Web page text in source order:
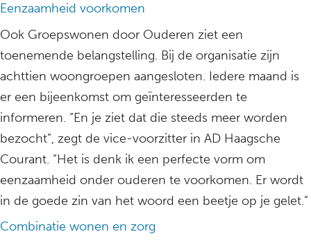
Eenzaamheid voorkomen
Ook Groepswonen door Ouderen ziet een
toenemende belangstelling. Bij de organisatie zijn
achttien woongroepen aangesloten. Iedere maand is
er een bijeenkomst om geïnteresseerden te
informeren. “En je ziet dat die steeds meer worden
bezocht”, zegt de vice-voorzitter in AD Haagsche
Courant. “Het is denk ik een perfecte vorm om
eenzaamheid onder ouderen te voorkomen. Er wordt
in de goede zin van het woord een beetje op je gelet.”
Combinatie wonen en zorg